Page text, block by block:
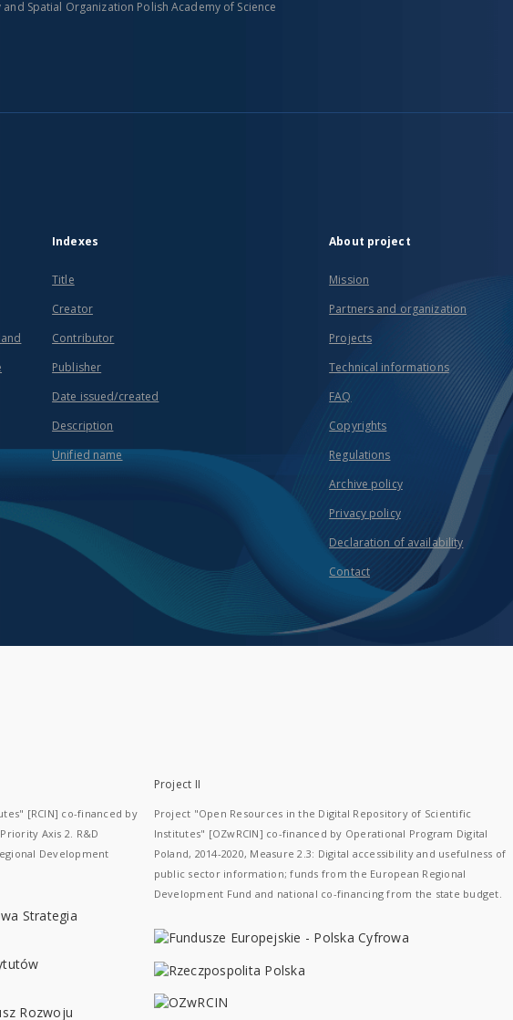
Spatial Organization Polish Academy of Science
Indexes
Title
Creator
Contributor
Publisher
Date issued/created
Description
Unified name
About project
Mission
Partners and organization
Projects
Technical informations
FAQ
Copyrights
Regulations
Archive policy
Privacy policy
Declaration of availability
Contact
[RCIN] co-financed by
Axis 2. R&D
Development
Project II
Project "Open Resources in the Digital Repository of Scientific
Institutes" [OZwRCIN] co-financed by Operational Program Digital
Poland, 2014-2020, Measure 2.3: Digital accessibility and usefulness of
public sector information; funds from the European Regional
Development Fund and national co-financing from the state budget.